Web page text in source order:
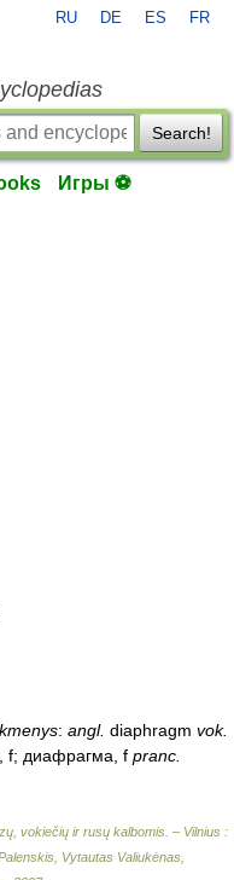
RU DE ES FR
Search!
Игры ⚽
: angl. diaphragm vok.
f; диафрагма, f pranc.
vokiečių ir rusų kalbomis. – Vilnius :
Vytautas Valiukėnas,